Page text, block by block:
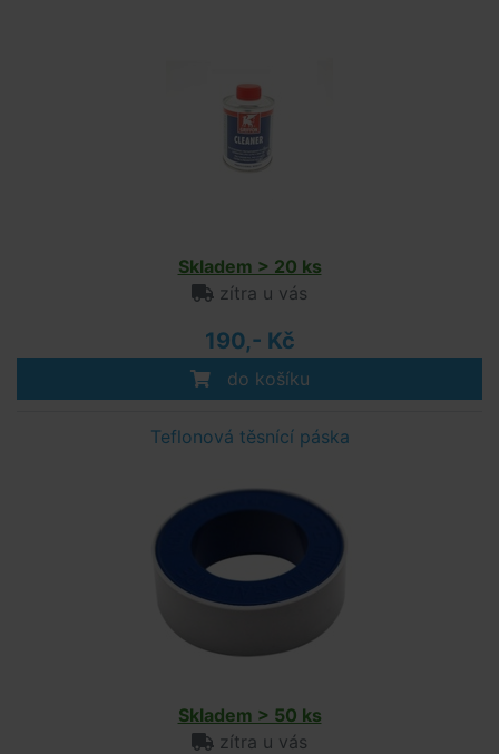
Skladem > 20 ks
zítra u vás
190,- Kč
do košíku
Teflonová těsnící páska
Skladem > 50 ks
zítra u vás